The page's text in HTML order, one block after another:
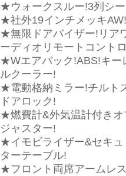
★ウォークスルー!3列シ
★社外19インチメッキ
★無限ドアバイザー!リア
ーディオリモートコント
★Wエアバック!ABS!キー
ルクーラー!
★電動格納ミラー!チルト
ドアロック!
★燃費計&外気温計付きオ
ジャスター!
★イモビライザー&セキュ
ターテーブル!
★フロント両席アームレ